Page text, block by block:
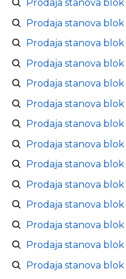
Prodaja stanova
Prodaja stanova blok
Prodaja stanova blok
Prodaja stanova blok
Prodaja stanova blok
Prodaja stanova blok
Prodaja stanova blok
Prodaja stanova blok
Prodaja stanova blok
Prodaja stanova blok
Prodaja stanova blok
Prodaja stanova blok
Prodaja stanova blok
Prodaja stanova blok